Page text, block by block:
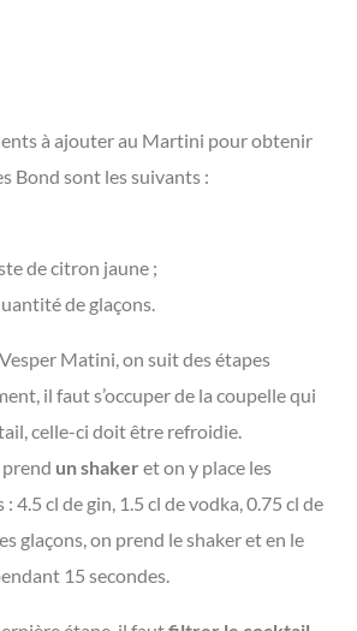
à ajouter au Martini pour obtenir
Bond sont les suivants :
de citron jaune ;
de glaçons.
Matini, on suit des étapes
il faut s’occuper de la coupelle qui
celle-ci doit être refroidie.
un shaker et on y place les
4.5 cl de gin, 1.5 cl de vodka, 0.75 cl de
glaçons, on prend le shaker et en le
15 secondes.